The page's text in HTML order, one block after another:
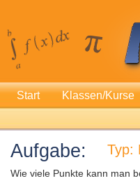
Start Klassen/Kurse
Aufgabe: Typ:
Wie viele Punkte kann man